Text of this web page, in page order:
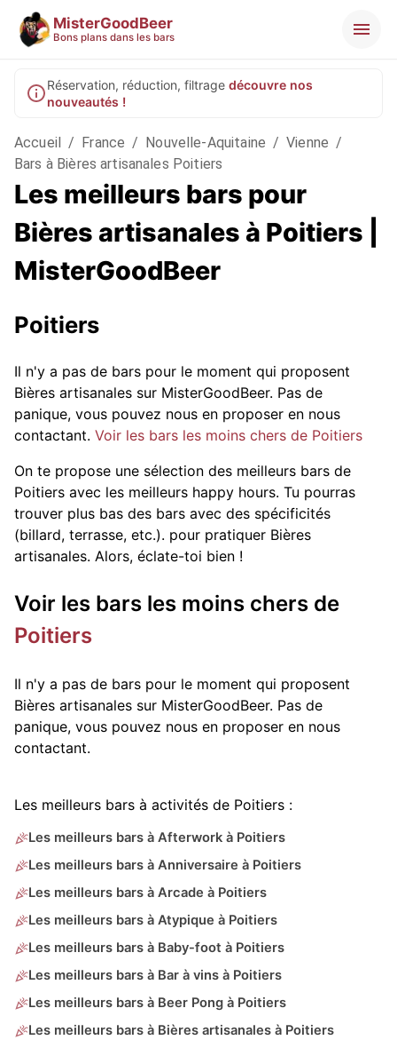
MisterGoodBeer
Bons plans dans les bars
Réservation, réduction, filtrage découvre nos
nouveautés !
Accueil / France / Nouvelle-Aquitaine / Vienne /
Bars à Bières artisanales Poitiers
Les meilleurs bars pour
Bières artisanales à Poitiers |
MisterGoodBeer
Poitiers
Il n'y a pas de bars pour le moment qui proposent
Bières artisanales sur MisterGoodBeer. Pas de
panique, vous pouvez nous en proposer en nous
contactant. Voir les bars les moins chers de Poitiers
On te propose une sélection des meilleurs bars de
Poitiers avec les meilleurs happy hours. Tu pourras
trouver plus bas des bars avec des spécificités
(billard, terrasse, etc.). pour pratiquer Bières
artisanales. Alors, éclate-toi bien !
Voir les bars les moins chers de
Poitiers
Il n'y a pas de bars pour le moment qui proposent
Bières artisanales sur MisterGoodBeer. Pas de
panique, vous pouvez nous en proposer en nous
contactant.
Les meilleurs bars à activités de Poitiers :
Les meilleurs bars à Afterwork à Poitiers
Les meilleurs bars à Anniversaire à Poitiers
Les meilleurs bars à Arcade à Poitiers
Les meilleurs bars à Atypique à Poitiers
Les meilleurs bars à Baby-foot à Poitiers
Les meilleurs bars à Bar à vins à Poitiers
Les meilleurs bars à Beer Pong à Poitiers
Les meilleurs bars à Bières artisanales à Poitiers